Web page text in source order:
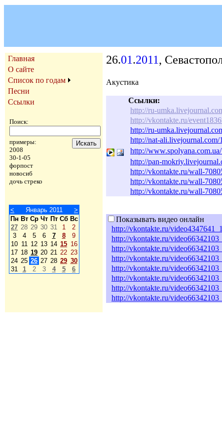
Главная
О сайте
Список по годам
Песни
Ссылки
Поиск:
примеры:
2008
30-1-05
форпост
новосиб
дочь стреко
< Январь 2011
>
Пн Вт Ср Чт Пт Сб Вс
27 28 29 30 31 1
2
3
4 5 6 7 8
9
10 11 12 13 14 15 16
17 18 19 20 21 22 23
24 25 26 27 28 29 30
31
1 2 3 4 5 6
26.01.2011,
Акустика
Ссылки:
http://ru-
http://vkontakte.ru/
http://ru-
http://nat-ali.livejournal.com/
http://
http://pan-
http://vkontakte.ru/wall-
http://vkontakte.ru/wall-
http://vkontakte.ru/wall-
Показывать видео онлайн
http://vkontakte.ru/
http://vkontakte.ru/
http://vkontakte.ru/
http://vkontakte.ru/
http://vkontakte.ru/
http://vkontakte.ru/
http://vkontakte.ru/
http://vkontakte.ru/